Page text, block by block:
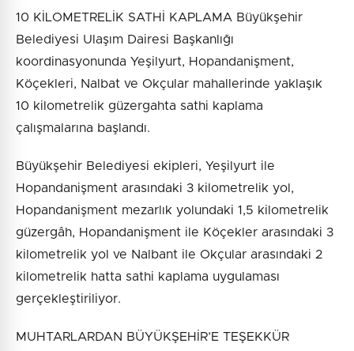
10 KİLOMETRELİK SATHİ KAPLAMA Büyükşehir
Belediyesi Ulaşım Dairesi Başkanlığı
koordinasyonunda Yeşilyurt, Hopandanişment,
Köçekleri, Nalbat ve Okçular mahallerinde yaklaşık
10 kilometrelik güzergahta sathi kaplama
çalışmalarına başlandı.
Büyükşehir Belediyesi ekipleri, Yeşilyurt ile
Hopandanişment arasındaki 3 kilometrelik yol,
Hopandanişment mezarlık yolundaki 1,5 kilometrelik
güzergâh, Hopandanişment ile Köçekler arasındaki 3
kilometrelik yol ve Nalbant ile Okçular arasındaki 2
kilometrelik hatta sathi kaplama uygulaması
gerçekleştiriliyor.
MUHTARLARDAN BÜYÜKŞEHİR’E TEŞEKKÜR